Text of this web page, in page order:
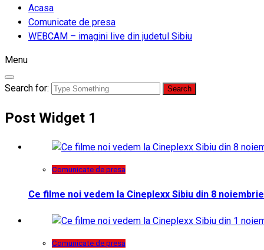
Acasa
Comunicate de presa
WEBCAM – imagini live din judetul Sibiu
Menu
Search for:
Post Widget 1
Comunicate de presa
Ce filme noi vedem la Cineplexx Sibiu din 8 noiembrie
Comunicate de presa